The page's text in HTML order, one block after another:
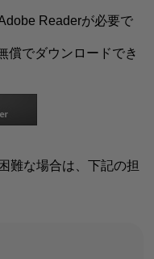
Readerが必要で
償でダウンロードでき
難な場合は、下記の担